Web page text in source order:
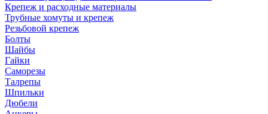
Крепеж и расходные материалы
Трубные хомуты и крепеж
Резьбовой крепеж
Болты
Шайбы
Гайки
Саморезы
Талрепы
Шпильки
Дюбели